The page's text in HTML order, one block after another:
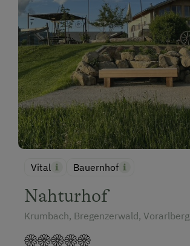
Vital Bauernhof
Nahturhof
Krumbach, Bregenzerwald, Vorarlberg